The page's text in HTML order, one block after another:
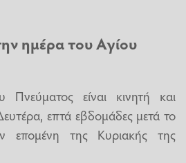
ημέρα του Αγίου
είναι κινητή και
επτά εβδομάδες μετά το
επομένη της Κυριακής της